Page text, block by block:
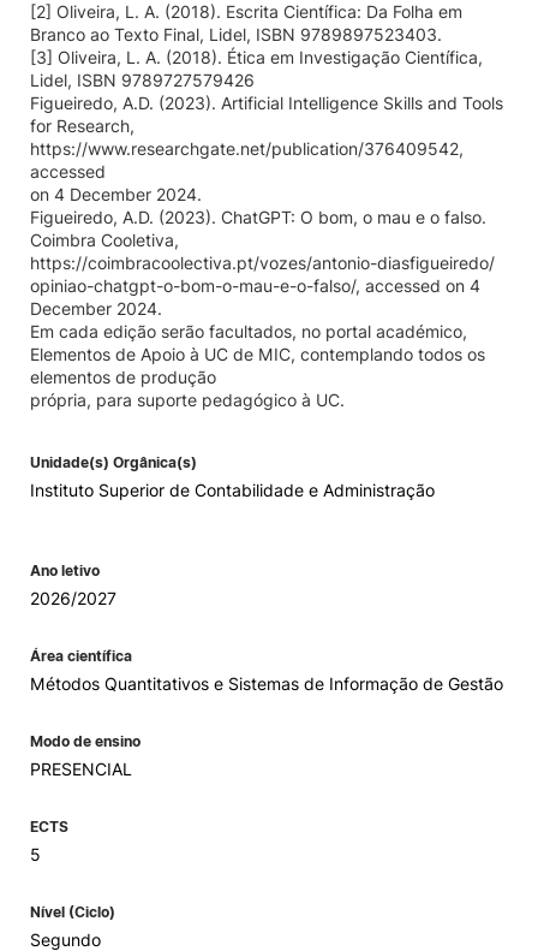
[2] Oliveira, L. A. (2018). Escrita Científica: Da Folha em
Branco ao Texto Final, Lidel, ISBN 9789897523403.
[3] Oliveira, L. A. (2018). Ética em Investigação Científica,
Lidel, ISBN 9789727579426
Figueiredo, A.D. (2023). Artificial Intelligence Skills and Tools
for Research,
https://www.researchgate.net/publication/376409542,
accessed
on 4 December 2024.
Figueiredo, A.D. (2023). ChatGPT: O bom, o mau e o falso.
Coimbra Cooletiva,
https://coimbracoolectiva.pt/vozes/antonio-diasfigueiredo/
opiniao-chatgpt-o-bom-o-mau-e-o-falso/, accessed on 4
December 2024.
Em cada edição serão facultados, no portal académico,
Elementos de Apoio à UC de MIC, contemplando todos os
elementos de produção
própria, para suporte pedagógico à UC.
Unidade(s) Orgânica(s)
Instituto Superior de Contabilidade e Administração
Ano letivo
2026/2027
Área científica
Métodos Quantitativos e Sistemas de Informação de Gestão
Modo de ensino
PRESENCIAL
ECTS
5
Nível (Ciclo)
Segundo